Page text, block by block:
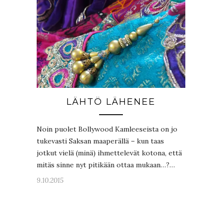
LÄHTÖ LÄHENEE
Noin puolet Bollywood Kamleeseista on jo
tukevasti Saksan maaperällä – kun taas
jotkut vielä (minä) ihmettelevät kotona, että
mitäs sinne nyt pitikään ottaa mukaan…?…
9.10.2015